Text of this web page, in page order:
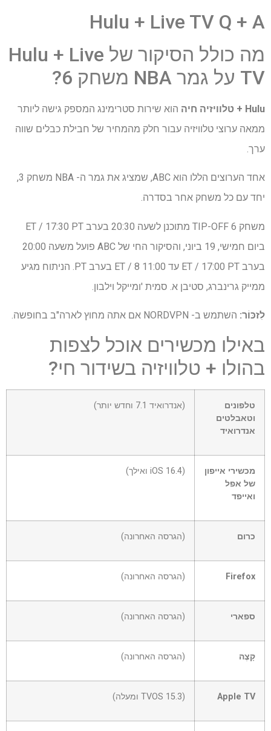
Hulu + Live TV Q + A
מה כולל הסיקור של Hulu + Live
TV על גמר NBA משחק 6?
Hulu + טלוויזיה חיה
הוא שירות סטרימינג המספק גישה ליותר
ממאה ערוצי טלוויזיה עבור חלק מהמחיר של חבילת כבלים שווה
ערך.
אחד הערוצים הללו הוא ABC, שמציג את גמר ה- NBA משחק 3,
יחד עם כל משחק אחר בסדרה.
משחק 6 TIP-OFF מתוכנן לשעה 20:30 בערב ET / 17:30 PT
ביום חמישי, 19 ביוני, והסיקור החי של ABC פועל משעה 20:00
בערב ET / 17:00 PT עד 11:00 ET / 8 בערב PT. הניתוח מגיע
ממייק גרינברג, סטיבן א. סמית 'ומייקל וילבון.
לִזכּוֹר: השתמש ב- NORDVPN אם אתה מחוץ לארה"ב בחופשה.
באילו מכשירים אוכל לצפות
בהולו + טלוויזיה בשידור חי?
טלפונים
וטאבלטים
אנדרואיד
(אנדרואיד 7.1 וחדש יותר)
מכשירי אייפון
של אפל
ואייפד
(iOS 16.4 ואילך)
כרום (הגרסה האחרונה)
Firefox (הגרסה האחרונה)
ספארי (הגרסה האחרונה)
קָצֶה (הגרסה האחרונה)
Apple TV (TVOS 15.3 ומעלה)